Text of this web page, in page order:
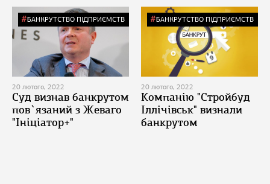
БАНКРУТСТВО ПІДПРИЄМСТВ
20 лютого, 2022
Суд визнав банкрутом
пов`язаний з Жеваго
"Ініціатор+"
БАНКРУТСТВО ПІДПРИЄМСТВ
20 лютого, 2022
Компанію "Стройбуд
Іллічівськ" визнали
банкрутом